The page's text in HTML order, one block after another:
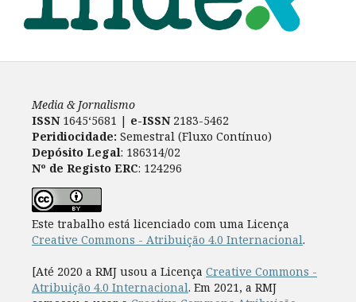
Media & Jornalismo
ISSN 1645‘5681 | e-ISSN2183-5462
Peridiocidade: Semestral (Fluxo Contínuo)
Depósito Legal: 186314/02
Nº de Registo ERC: 124296
Este trabalho está licenciado com uma Licença
Creative Commons - Atribuição 4.0 Internacional.
[Até 2020 a RMJ usou a Licença Creative Commons -
Atribuição 4.0 Internacional. Em 2021, a RMJ